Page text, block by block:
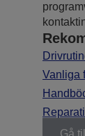
Vanliga
Gå